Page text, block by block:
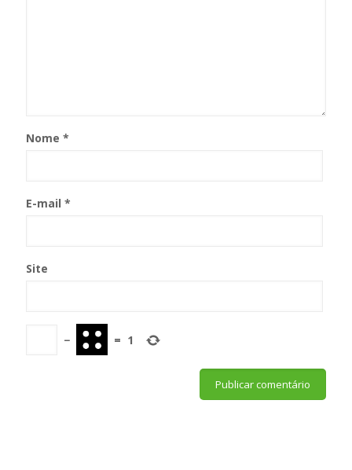
Nome *
E-mail *
Site
− = 1